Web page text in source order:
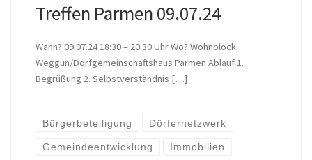
Treffen Parmen 09.07.24
Wann? 09.07.24 18:30 – 20:30 Uhr Wo? Wohnblock
Weggun/Dorfgemeinschaftshaus Parmen Ablauf 1.
Begrüßung 2. Selbstverständnis […]
Bürgerbeteiligung Dörfernetzwerk
Gemeindeentwicklung Immobilien